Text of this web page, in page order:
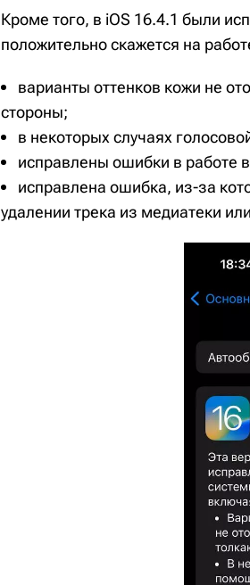
Кроме того, в iOS 16.4.1 были
положительно скажется на
варианты оттенков кожи не
стороны;
в некоторых случаях
исправлены ошибки в работе
исправлена ошибка, из-за
удалении трека из медиатеки